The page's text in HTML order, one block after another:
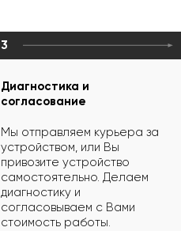
3
Диагностика и
согласование
Мы отправляем курьера за
устройством, или Вы
привозите устройство
самостоятельно. Делаем
диагностику и
согласовываем с Вами
стоимость работы.